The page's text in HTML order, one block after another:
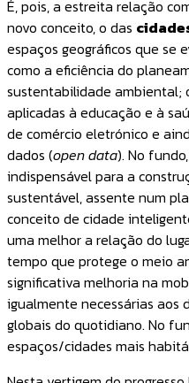
É, pois, a estreita relação
novo conceito, o das
espaços geográficos que se
como a eficiência do
sustentabilidade ambiental;
aplicadas à educação e à
de comércio eletrónico e
dados (open data). No
indispensável para a
sustentável, assente num
conceito de cidade
uma melhor a relação do
tempo que protege o meio
significativa melhoria na
igualmente necessárias aos
globais do quotidiano. No
espaços/cidades mais